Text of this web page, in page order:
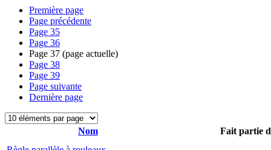
Première page
Page précédente
Page 35
Page 36
Page 37 (page actuelle)
Page 38
Page 39
Page suivante
Dernière page
Nom
Fait partie